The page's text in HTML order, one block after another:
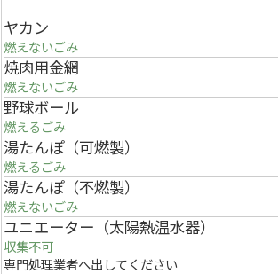
ヤカン
燃えないごみ
焼肉用金網
燃えないごみ
野球ボール
燃えるごみ
湯たんぽ（可燃製）
燃えるごみ
湯たんぽ（不燃製）
燃えないごみ
ユニエーター（太陽熱温水器）
収集不可
専門処理業者へ出してください